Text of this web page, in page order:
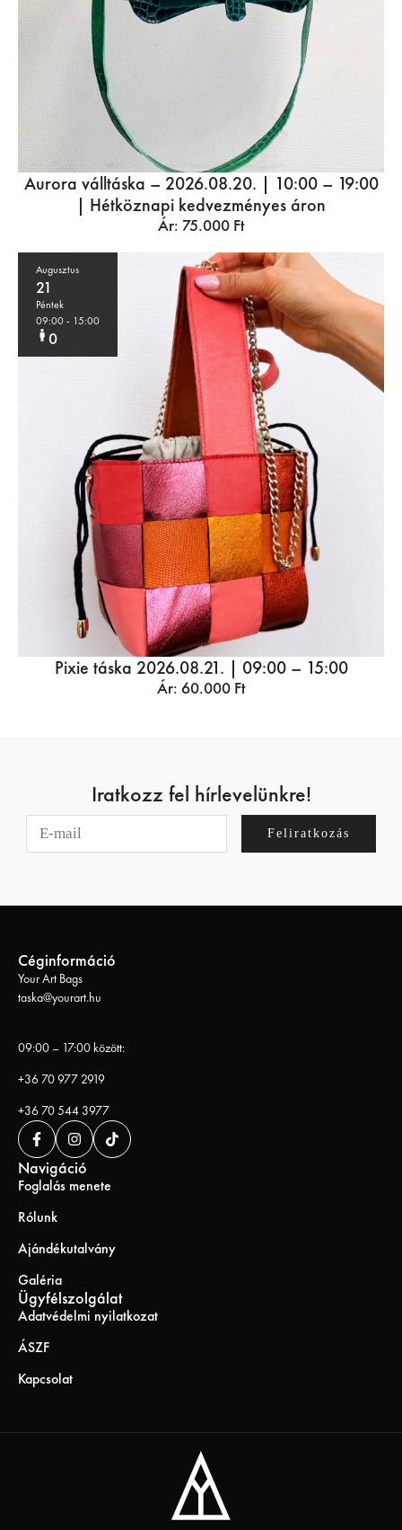
Aurora válltáska – 2026.08.20. | 10:00 – 19:00
| Hétköznapi kedvezményes áron
Ár: 75.000 Ft
Augusztus
21
Péntek
09:00- 15:00
0
Pixie táska 2026.08.21. | 09:00 – 15:00
Ár: 60.000 Ft
Iratkozz fel hírlevelünkre!
Feliratkozás
Céginformáció
Your Art Bags
taska@yourart.hu
09:00 – 17:00 között:
+36 70 977 2919
+36 70 544 3977
Navigáció
Foglalás menete
Rólunk
Ajándékutalvány
Galéria
Ügyfélszolgálat
Adatvédelmi nyilatkozat
ÁSZF
Kapcsolat